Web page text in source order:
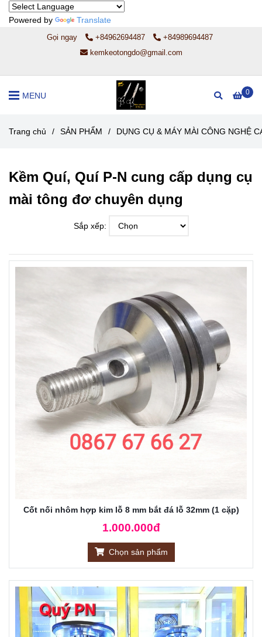
Powered by Translate
Gọi ngay +84962694487
+84989694487
kemkeotongdo@gmail.com
0
MENU
Trang chủ / SẢN PHẨM / DỤNG CỤ & MÁY MÀI CÔNG NGHỆ
Kềm Quí, Quí P-N cung cấp dụng cụ
mài tông đơ chuyên dụng
Sắp xếp:
Cốt nối nhôm hợp kim lỗ 8 mm bắt đá lỗ 32mm (1 cặp)
1.000.000đ
Chọn sản phẩm